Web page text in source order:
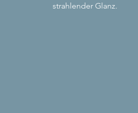
strahlender Glanz.